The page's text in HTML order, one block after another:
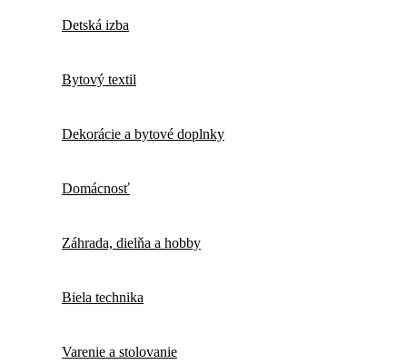
Detská izba
Bytový textil
Dekorácie a bytové doplnky
Domácnosť
Záhrada, dielňa a hobby
Biela technika
Varenie a stolovanie